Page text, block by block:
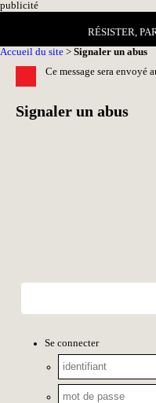
publicité
RÉSISTER,
Accueil du site > Signaler un abus
Ce message sera envoyé
Signaler un abus
Se connecter